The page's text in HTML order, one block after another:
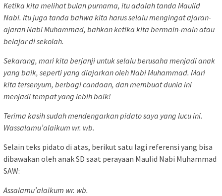
Ketika kita melihat bulan purnama, itu adalah tanda Maulid
Nabi. Itu juga tanda bahwa kita harus selalu mengingat ajaran-
ajaran Nabi Muhammad, bahkan ketika kita bermain-main atau
belajar di sekolah.
Sekarang, mari kita berjanji untuk selalu berusaha menjadi anak
yang baik, seperti yang diajarkan oleh Nabi Muhammad. Mari
kita tersenyum, berbagi candaan, dan membuat dunia ini
menjadi tempat yang lebih baik!
Terima kasih sudah mendengarkan pidato saya yang lucu ini.
Wassalamu’alaikum wr. wb.
Selain teks pidato di atas, berikut satu lagi referensi yang bisa
dibawakan oleh anak SD saat perayaan Maulid Nabi Muhammad
SAW:
Assalamu’alaikum wr. wb.